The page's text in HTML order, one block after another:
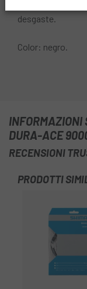
desgaste.
Color: negro.
INFORMAZIONI
DURA-ACE
RECENSIONI
PRODOTTI